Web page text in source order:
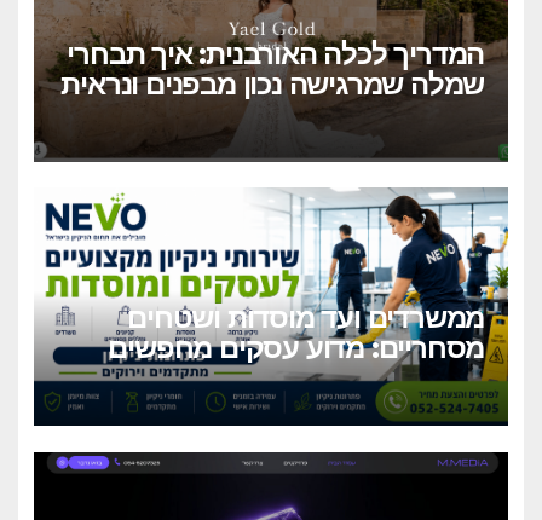
המדריך לכלה האורבנית: איך תבחרי
שמלה שמרגישה נכון מבפנים ונראית
מושלם מבחוץ?
ממשרדים ועד מוסדות ושטחים
מסחריים: מדוע עסקים מחפשים
כיום שירותי ניקיון מקצועיים
וגמישים?